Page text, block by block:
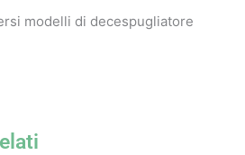
modelli di decespugliatore